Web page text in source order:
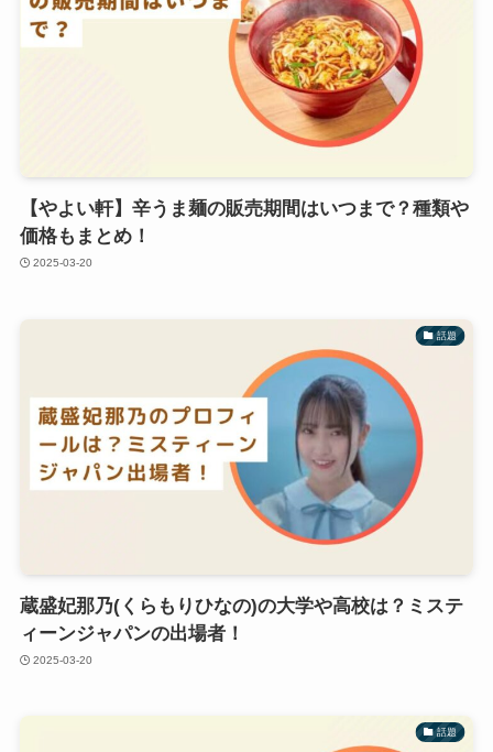
【やよい軒】辛うま麺の販売期間はいつまで？種類や
価格もまとめ！
2025-03-20
話題
蔵盛妃那乃(くらもりひなの)の大学や高校は？ミステ
ィーンジャパンの出場者！
2025-03-20
話題